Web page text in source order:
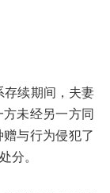
续期间，夫妻
未经另一方同
与行为侵犯了
分。